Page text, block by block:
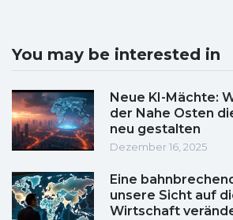
You may be interested in
Neue KI-Mächte:
der Nahe Osten
neu gestalten
Dezember 16, 2025
Eine
unsere Sicht auf
Wirtschaft